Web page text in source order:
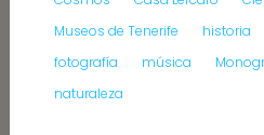
Museos de Tenerife
historia
fotografía
música
naturaleza